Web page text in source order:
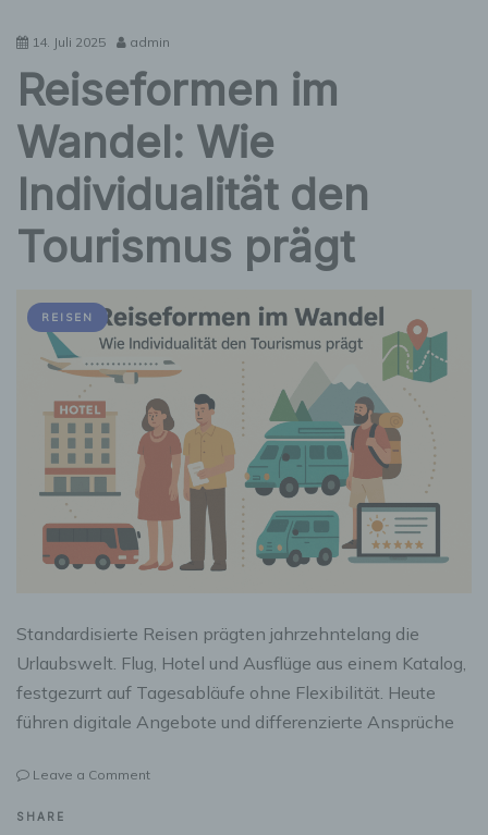
14. Juli 2025 admin
Reiseformen im
Wandel: Wie
Individualität den
Tourismus prägt
REISEN
Standardisierte Reisen prägten jahrzehntelang die
Urlaubswelt. Flug, Hotel und Ausflüge aus einem Katalog,
festgezurrt auf Tagesabläufe ohne Flexibilität. Heute
führen digitale Angebote und differenzierte Ansprüche
Leave a Commenton
SHARE